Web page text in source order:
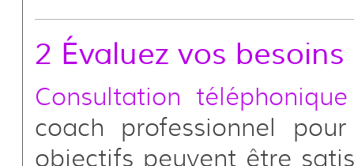
2 Évaluez vos besoins
Consultation téléphonique
coach professionnel
objectifs peuvent être